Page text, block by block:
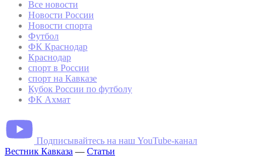
Все новости
Новости России
Новости спорта
Футбол
ФК Краснодар
Краснодар
спорт в России
спорт на Кавказе
Кубок России по футболу
ФК Ахмат
Подписывайтесь на наш YouTube-канал
Вестник Кавказа — Статьи